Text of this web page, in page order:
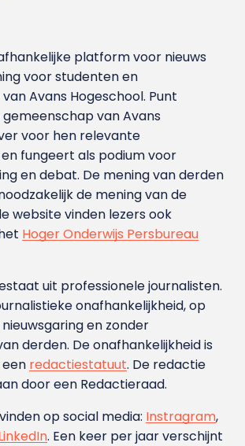
platform voor nieuws
voor studenten en
Avans Hoge­school. Punt
van Avans
voor hen relevante
fungeert als podium voor
en debat. De mening van derden
de mening van de
website vinden lezers ook
Hoger Onderwijs Persbureau
uit professionele journalisten.
onafhankelijkheid, op
en zonder
derden. De onafhankelijkheid is
redactiestatuut. De redactie
door een Redactieraad.
op social media: Instragram,
. Een keer per jaar verschijnt